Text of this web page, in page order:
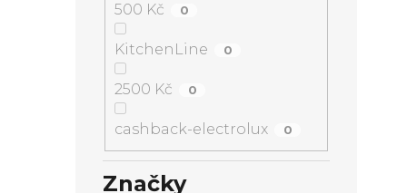
500 Kč 0
KitchenLine 0
2500 Kč 0
cashback-electrolux 0
Značky